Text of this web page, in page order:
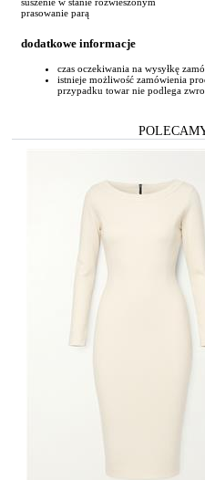
prasowanie parą
dodatkowe informacje
czas oczekiwania na wysyłkę
istnieje możliwość zamówienia
przypadku towar nie podlega